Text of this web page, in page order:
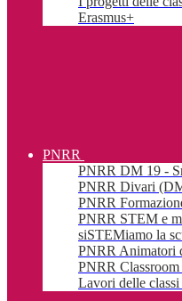
Erasmus+
PNRR
PNRR DM 19 -
PNRR Divari
PNRR
PNRR STEM e
siSTEMiamo la
PNRR Animatori
PNRR
Lavori delle